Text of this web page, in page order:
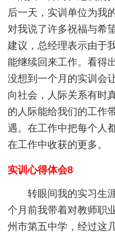
后一天，实训单位为我
对我说了许多祝福与希
建议，总经理表示由于
能继续回来工作。看得
没想到一个月的实训会
向社会，人际关系有时
的人际能给我们的工作
遇。在工作中把每个人
在工作中收获的更多。
实训心得体会8
转眼间我的实习生涯
个月前我带着对教师职
州市第五中学，经过这